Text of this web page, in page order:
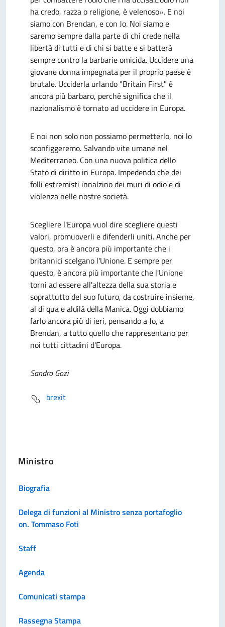
ha credo, razza o religione, è velenoso». E noi
siamo con Brendan, e con Jo. Noi siamo e
saremo sempre dalla parte di chi crede nella
libertà di tutti e di chi si batte e si batterà
sempre contro la barbarie omicida. Uccidere una
giovane donna impegnata per il proprio paese è
brutale. Ucciderla urlando "Britain First" è
ancora più barbaro, perché significa che il
nazionalismo è tornato ad uccidere in Europa.
E noi non solo non possiamo permetterlo, noi lo
sconfiggeremo. Salvando vite umane nel
Mediterraneo. Con una nuova politica dello
Stato di diritto in Europa. Impedendo che dei
folli estremisti innalzino dei muri di odio e di
violenza nelle nostre società.
Scegliere l'Europa vuol dire scegliere questi
valori, promuoverli e difenderli uniti. Anche per
questo, ora è ancora più importante che i
britannici scelgano l'Unione. E sempre per
questo, è ancora più importante che l'Unione
torni ad essere all'altezza della sua storia e
soprattutto del suo futuro, da costruire insieme,
al di qua e aldilà della Manica. Oggi dobbiamo
farlo ancora più di ieri, pensando a Jo, a
Brendan, a tutto quello che rappresentano per
noi tutti cittadini d'Europa.
Sandro Gozi
brexit
Ministro
Biografia
Delega di funzioni al Ministro senza portafoglio
on. Tommaso Foti
Staff
Agenda
Comunicati stampa
Rassegna Stampa